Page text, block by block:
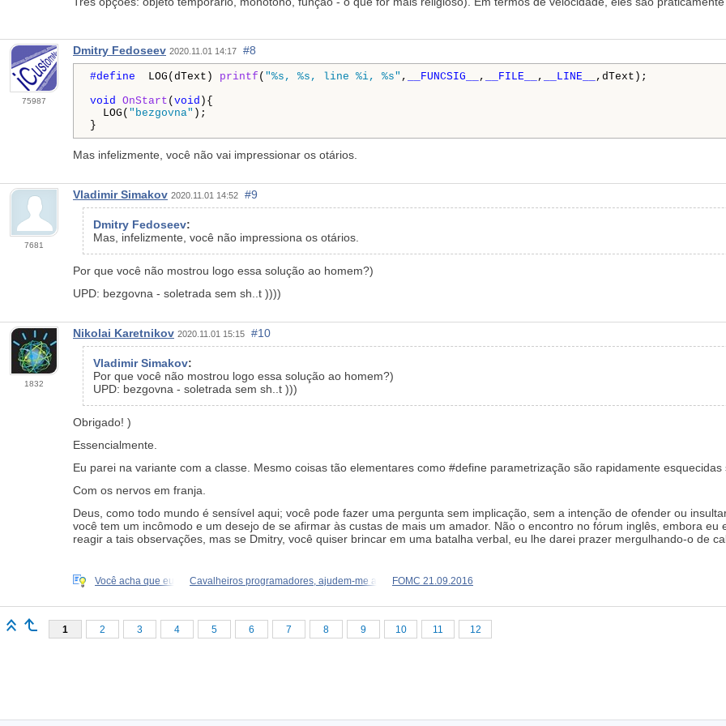
75987
Dmitry Fedoseev 2020.11.01 14:17 #8
#define LOG(dText) printf ( "%s, %s, line %i, %s" , __FUNCSIG__ , __FILE__ , __LINE__
,dText);
void OnStart ( void ){
LOG( "bezgovna" );
}
Mas infelizmente, você não vai impressionar os otários.
7681
Vladimir Simakov 2020.11.01 14:52 #9
Dmitry Fedoseev:
Mas, infelizmente, você não impressiona os otários.
Por que você não mostrou logo essa solução ao homem?)
UPD: bezgovna - soletrada sem sh..t ))))
1832
Nikolai Karetnikov 2020.11.01 15:15 #10
Vladimir Simakov:
Por que você não mostrou logo essa solução ao homem?)
UPD: bezgovna - soletrada sem sh..t )))
Obrigado! )
Essencialmente.
Eu parei na variante com a classe. Mesmo coisas tão elementares como #define parametrização são rapidamente esquecidas
Com os nervos em franja.
Deus, como todo mundo é sensível aqui; você pode fazer uma pergunta sem implicação, sem a intenção de ofender ou
você tem um incômodo e um desejo de se afirmar às custas de mais um amador. Não o encontro no fórum inglês, embora
reagir a tais observações, mas se Dmitry, você quiser brincar em uma batalha verbal, eu lhe darei prazer mergulhando-o de
Você acha que eu Cavalheiros programadores, ajudem-me a FOMC 21.09.2016
1 2 3 4 5 6 7 8 9 10 11 12